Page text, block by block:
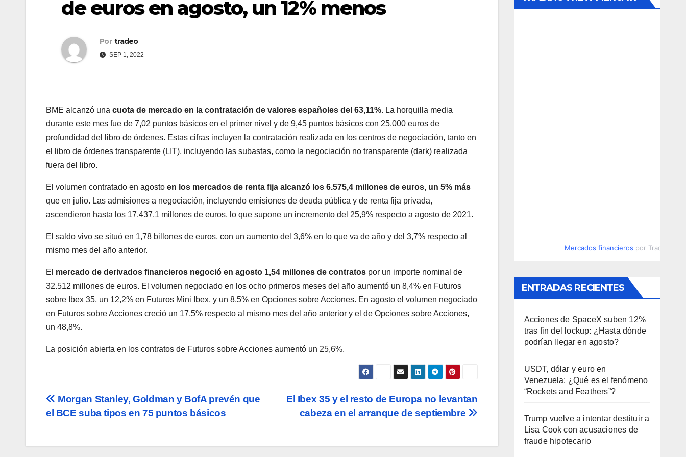
de euros en agosto, un 12% menos
Por tradeo
SEP 1, 2022
BME alcanzó una cuota de mercado en la contratación de valores españoles del 63,11%. La horquilla media
durante este mes fue de 7,02 puntos básicos en el primer nivel y de 9,45 puntos básicos con 25.000 euros de
profundidad del libro de órdenes. Estas cifras incluyen la contratación realizada en los centros de negociación, tanto en
el libro de órdenes transparente (LIT), incluyendo las subastas, como la negociación no transparente (dark) realizada
fuera del libro.
El volumen contratado en agosto en los mercados de renta fija alcanzó los 6.575,4 millones de euros, un 5% más
que en julio. Las admisiones a negociación, incluyendo emisiones de deuda pública y de renta fija privada,
ascendieron hasta los 17.437,1 millones de euros, lo que supone un incremento del 25,9% respecto a agosto de 2021.
El saldo vivo se situó en 1,78 billones de euros, con un aumento del 3,6% en lo que va de año y del 3,7% respecto al
mismo mes del año anterior.
El mercado de derivados financieros negoció en agosto 1,54 millones de contratos por un importe nominal de
32.512 millones de euros. El volumen negociado en los ocho primeros meses del año aumentó un 8,4% en Futuros
sobre Ibex 35, un 12,2% en Futuros Mini Ibex, y un 8,5% en Opciones sobre Acciones. En agosto el volumen negociado
en Futuros sobre Acciones creció un 17,5% respecto al mismo mes del año anterior y el de Opciones sobre Acciones,
un 48,8%.
La posición abierta en los contratos de Futuros sobre Acciones aumentó un 25,6%.
Navegación
entradas
El Ibex 35 y el resto de Europa no levantan
cabeza en el arranque de septiembre
Morgan Stanley, Goldman y BofA prevén que
el BCE suba tipos en 75 puntos básicos
Mercados financieros por
ENTRADAS RECIENTES
Acciones de SpaceX suben 12%
tras fin del lockup: ¿Hasta dónde
podrían llegar en agosto?
USDT, dólar y euro en
Venezuela: ¿Qué es el fenómeno
“Rockets and Feathers”?
Trump vuelve a intentar destituir a
Lisa Cook con acusaciones de
fraude hipotecario